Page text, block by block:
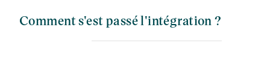
Comment s'est passé l'intégration ?